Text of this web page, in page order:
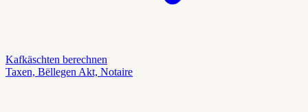
Kafkäschten berechnen
Taxen, Bëllegen Akt, Notaire